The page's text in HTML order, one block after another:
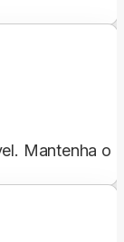
Mantenha o